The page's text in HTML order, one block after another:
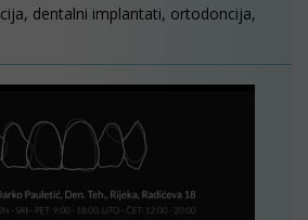
dentalni implantati, ortodoncija,